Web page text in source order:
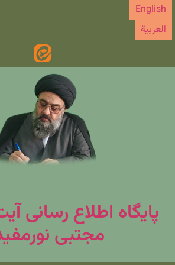
پرش
محتوا
English
العربیة
پایگاه اطلاع رسانی
مجتبی